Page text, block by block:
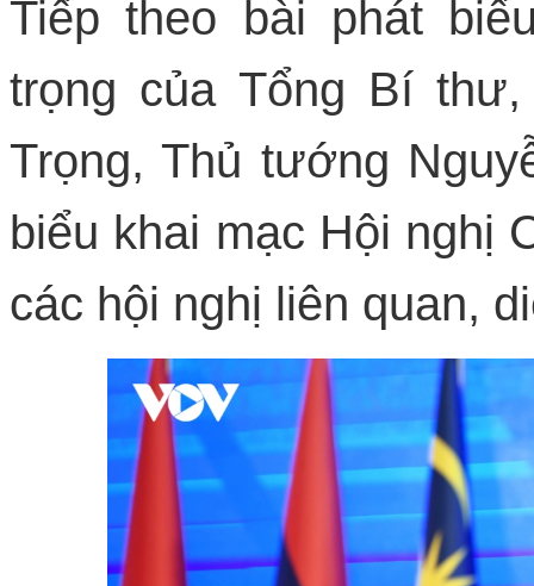
Tiếp theo bài phát
trọng của Tổng Bí
Trọng, Thủ tướng
biểu khai mạc Hội nghị
các hội nghị liên quan,